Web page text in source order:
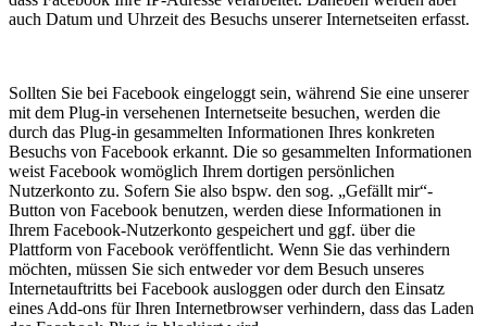
auch Datum und Uhrzeit des Besuchs unserer Internetseiten erfasst.
Sollten Sie bei Facebook eingeloggt sein, während Sie eine unserer
mit dem Plug-in versehenen Internetseite besuchen, werden die
durch das Plug-in gesammelten Informationen Ihres konkreten
Besuchs von Facebook erkannt. Die so gesammelten Informationen
weist Facebook womöglich Ihrem dortigen persönlichen
Nutzerkonto zu. Sofern Sie also bspw. den sog. „Gefällt mir“-
Button von Facebook benutzen, werden diese Informationen in
Ihrem Facebook-Nutzerkonto gespeichert und ggf. über die
Plattform von Facebook veröffentlicht. Wenn Sie das verhindern
möchten, müssen Sie sich entweder vor dem Besuch unseres
Internetauftritts bei Facebook ausloggen oder durch den Einsatz
eines Add-ons für Ihren Internetbrowser verhindern, dass das Laden